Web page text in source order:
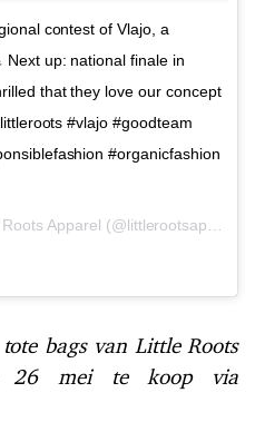
contest of Vlajo, a
up: national finale in
that they love our concept
#vlajo #goodteam
#organicfashion
bags van Little Roots
26 mei te koop via